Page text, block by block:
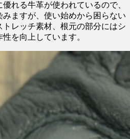
れる牛革が使われているので、
ますが、使い始めから困らない
レッチ素材、根元の部分にはシ
を向上しています。